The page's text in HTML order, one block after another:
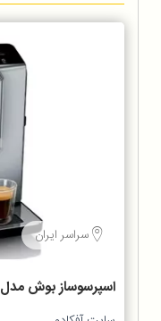
سراسر ایران
اسپرسوساز بوش مدل TIE20504